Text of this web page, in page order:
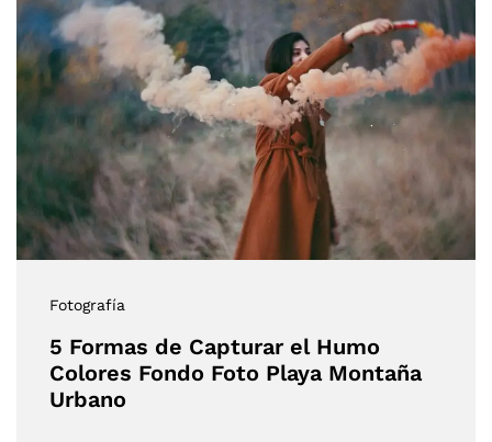
Fotografía
5 Formas de Capturar el Humo
Colores Fondo Foto Playa Montaña
Urbano